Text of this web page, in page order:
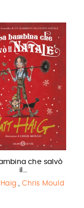
che salvò
il…
Chris Mould